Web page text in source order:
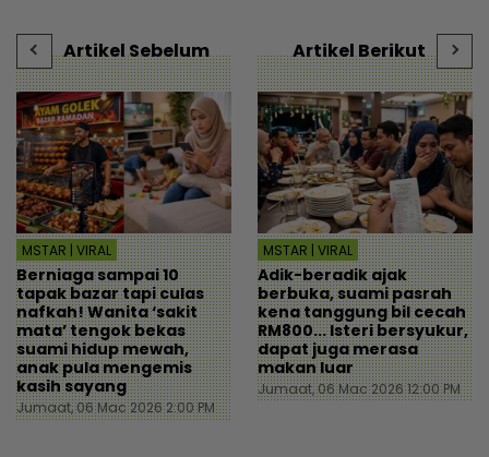
Artikel Sebelum
MSTAR | VIRAL
Berniaga sampai 10
tapak bazar tapi culas
nafkah! Wanita ‘sakit
mata’ tengok bekas
suami hidup mewah,
anak pula mengemis
kasih sayang
Jumaat, 06 Mac 2026 2:00 PM
Artikel Berikut
MSTAR | VIRAL
Adik-beradik ajak
berbuka, suami pasrah
kena tanggung bil cecah
RM800... Isteri bersyukur,
dapat juga merasa
makan luar
Jumaat, 06 Mac 2026 12:00 PM